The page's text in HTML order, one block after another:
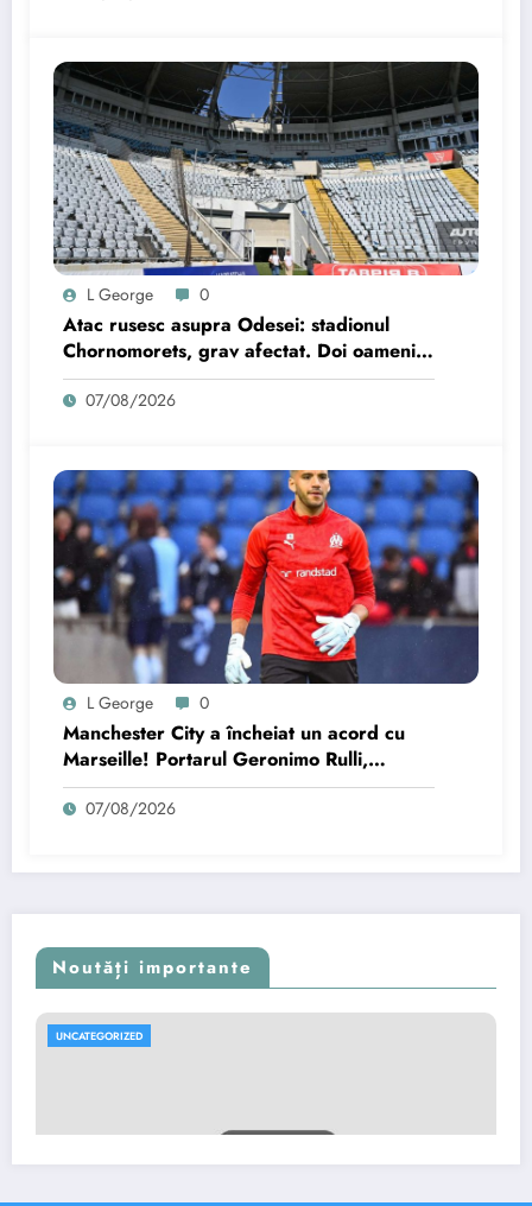
L George 0
Atac rusesc asupra Odesei: stadionul
Chornomorets, grav afectat. Doi oameni
au fost răniți.
07/08/2026
L George 0
Manchester City a încheiat un acord cu
Marseille! Portarul Geronimo Rulli,
pregătit pentru vizita medicală
07/08/2026
Noutăți importante
UNCATEGORIZED